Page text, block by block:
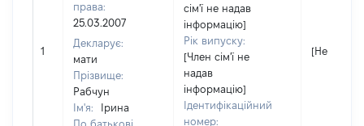
1
права:
25.03.2007
Декларує:
мати
Прізвище:
Рабчун
Ім'я:
Ірина
По батькові
сім'ї не надав
інформацію]
Рік випуску:
[Член сім'ї не
надав
інформацію]
Ідентифікаційний
номер:
[Не